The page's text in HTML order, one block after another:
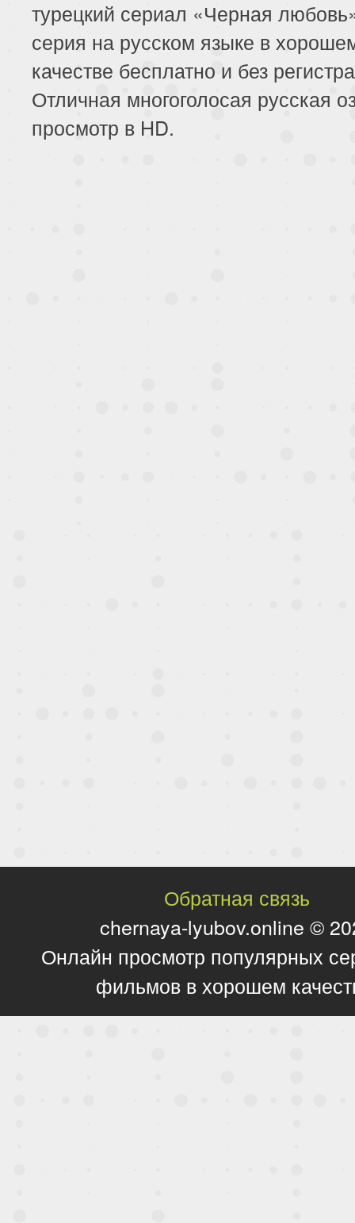
турецкий сериал «Черная
серия на русском языке в
качестве бесплатно и без
Отличная многоголосая русская
просмотр в HD.
Обратная связь
chernaya-lyubov.online ©
Онлайн просмотр популярных
фильмов в хорошем